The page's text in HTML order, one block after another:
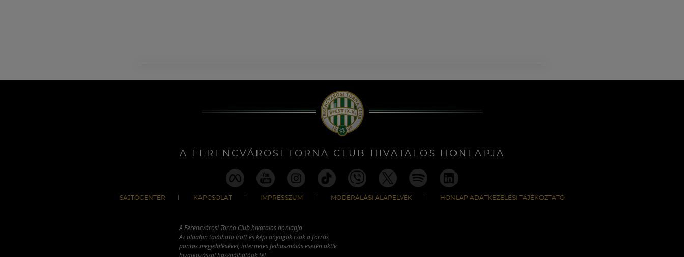
A FERENCVÁROSI TORNA CLUB HIVATALOS HONLAPJA
SAJTÓCENTER KAPCSOLAT IMPRESSZUM MODERÁLÁSI ALAPELVEK HONLAP ADATKEZELÉSI TÁJÉKOZTATÓ
A Ferencvárosi Torna Club hivatalos honlapja
Az oldalon található írott és képi anyagok csak a forrás
pontos megjelölésével, internetes felhasználás esetén aktív
hivatkozással használhatóak fel.